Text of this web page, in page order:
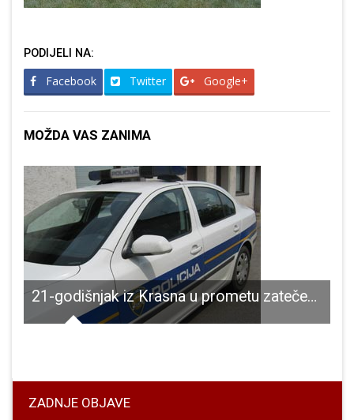
PODIJELI NA:
Facebook Twitter Google+
MOŽDA VAS ZANIMA
21-godišnjak iz Krasna u prometu zatečen s 33 grama marihuane za dilanje,a potom mu u prostorijama koje koristi pronađeno oružje i streljivo!!!
ZADNJE OBJAVE